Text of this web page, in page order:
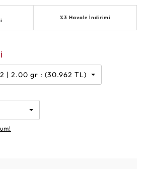
%3 Havale İndirimi
| G | SI2 | 2.00 gr : (30.962 TL)